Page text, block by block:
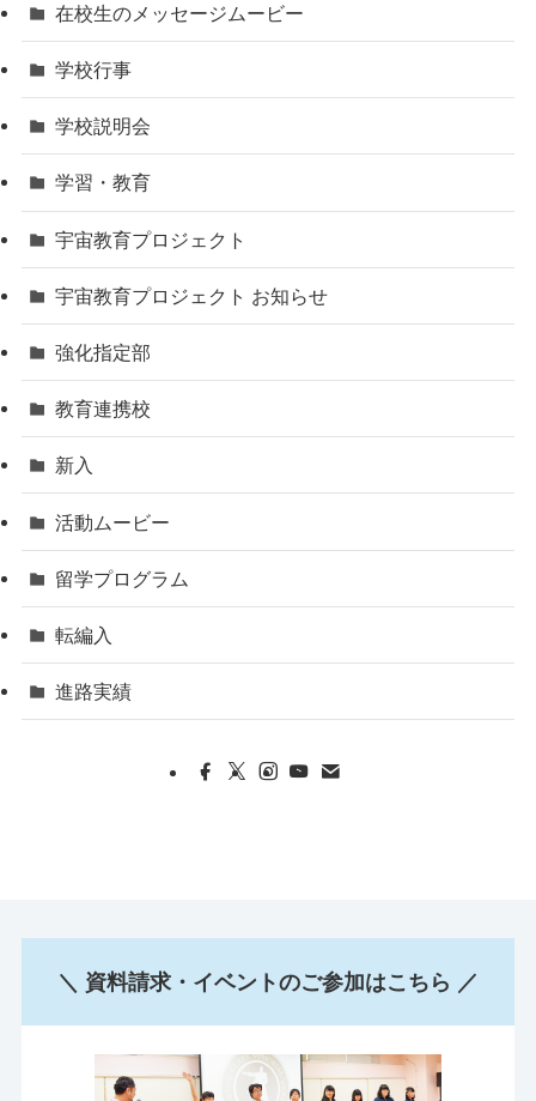
在校生のメッセージムービー
学校行事
学校説明会
学習・教育
宇宙教育プロジェクト
宇宙教育プロジェクト お知らせ
強化指定部
教育連携校
新入
活動ムービー
留学プログラム
転編入
進路実績
＼ 資料請求・イベントのご参加はこちら ／